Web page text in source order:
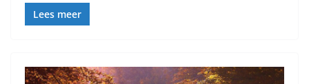
Lees meer